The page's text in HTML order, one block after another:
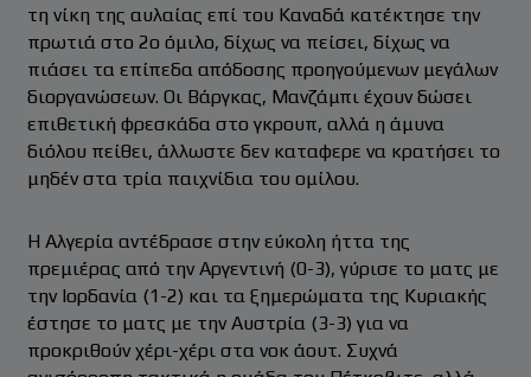
τη νίκη της αυλαίας επί του Καναδά κατέκτησε την
πρωτιά στο 2ο όμιλο, δίχως να πείσει, δίχως να
πιάσει τα επίπεδα απόδοσης προηγούμενων μεγάλων
διοργανώσεων. Οι Βάργκας, Μανζάμπι έχουν δώσει
επιθετική φρεσκάδα στο γκρουπ, αλλά η άμυνα
διόλου πείθει, άλλωστε δεν καταφερε να κρατήσει το
μηδέν στα τρία παιχνίδια του ομίλου.
Η Αλγερία αντέδρασε στην εύκολη ήττα της
πρεμιέρας από την Αργεντινή (0-3), γύρισε το ματς με
την Ιορδανία (1-2) και τα ξημερώματα της Κυριακής
έστησε το ματς με την Αυστρία (3-3) για να
προκριθούν χέρι-χέρι στα νοκ άουτ. Συχνά